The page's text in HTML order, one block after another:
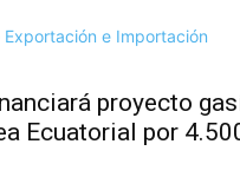
proyecto
Ecuatorial por